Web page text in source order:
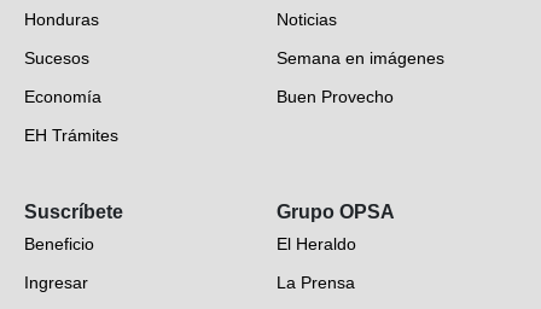
Honduras
Sucesos
Economía
EH Trámites
EH Verifica
Fotogalerías
Deportes
Noticias
Semana en imágenes
Buen Provecho
Suscríbete
Beneficio
Ingresar
Grupo OPSA
El Heraldo
La Prensa